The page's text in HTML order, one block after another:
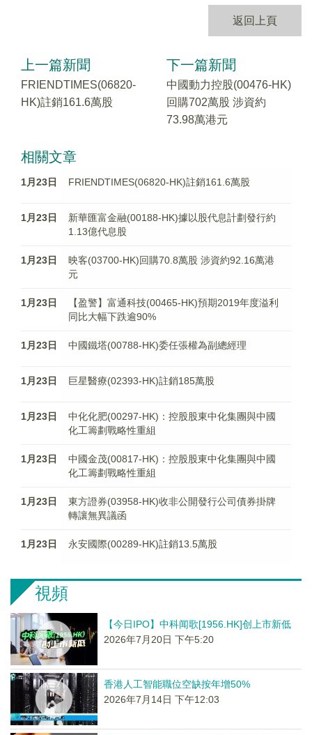
返回上頁
上一篇新聞
FRIENDTIMES(06820-
HK)註銷161.6萬股
下一篇新聞
中國動力控股(00476-HK)
回購702萬股 涉資約
73.98萬港元
相關文章
1月23日 FRIENDTIMES(06820-HK)註銷161.6萬股
1月23日
新華匯富金融(00188-HK)據以股代息計劃發行約
1.13億代息股
1月23日
映客(03700-HK)回購70.8萬股 涉資約92.16萬港
元
1月23日
【盈警】富通科技(00465-HK)預期2019年度溢利
同比大幅下跌逾90%
1月23日 中國鐵塔(00788-HK)委任張權為副總經理
1月23日 巨星醫療(02393-HK)註銷185萬股
1月23日
中化化肥(00297-HK)：控股股東中化集團與中國
化工籌劃戰略性重組
1月23日
中國金茂(00817-HK)：控股股東中化集團與中國
化工籌劃戰略性重組
1月23日
東方證券(03958-HK)收非公開發行公司債券掛牌
轉讓無異議函
1月23日 永安國際(00289-HK)註銷13.5萬股
視頻
【今日IPO】中科闻歌[1956.HK]创上市新低
2026年7月20日 下午5:20
香港人工智能職位空缺按年增50%
2026年7月14日 下午12:03